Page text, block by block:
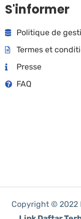
S'informer
Politique de
Termes et
Presse
FAQ
Copyright © 2022